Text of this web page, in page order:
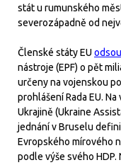
stát u rumunského
severozápadně od
Členské státy EU
nástroje (EPF) o pět
určeny na vojenskou
prohlášení Rada EU.
Ukrajině (Ukraine
jednání v Bruselu
Evropského mírového
podle výše svého